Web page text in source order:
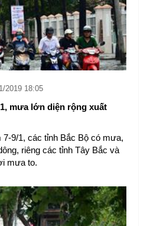
2019 18:05
mưa lớn diện rộng xuất
7-9/1, các tỉnh Bắc Bộ có mưa,
riêng các tỉnh Tây Bắc và
mưa to.